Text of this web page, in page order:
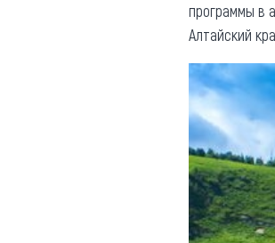
программы в
Алтайский